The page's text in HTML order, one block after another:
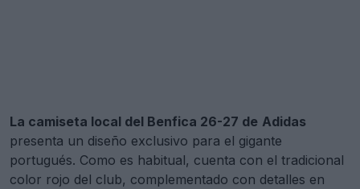
La camiseta local del Benfica 26-27 de Adidas
presenta un diseño exclusivo para el gigante
portugués. Como es habitual, cuenta con el tradicional
color rojo del club, complementado con detalles en